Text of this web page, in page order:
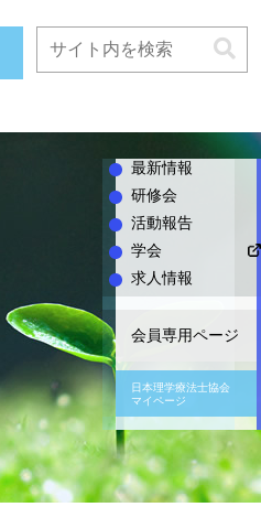
最新情報
研修会
活動報告
学会
求人情報
会員専用ページ
日本理学療法士協会
マイページ